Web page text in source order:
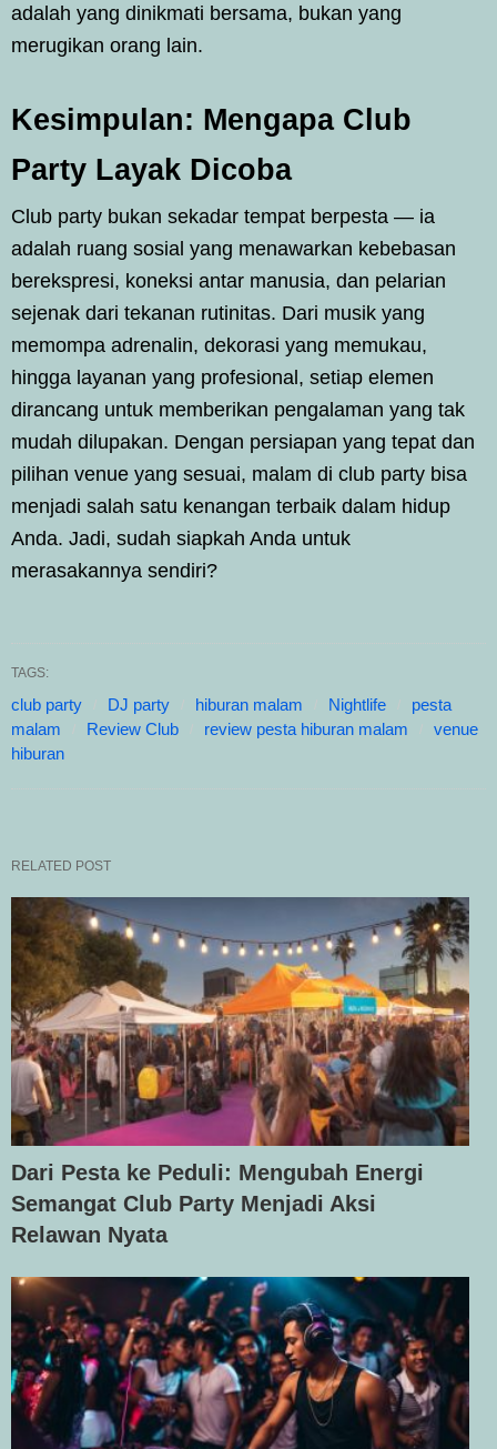
adalah yang dinikmati bersama, bukan yang
merugikan orang lain.
Kesimpulan: Mengapa Club
Party Layak Dicoba
Club party bukan sekadar tempat berpesta — ia
adalah ruang sosial yang menawarkan kebebasan
berekspresi, koneksi antar manusia, dan pelarian
sejenak dari tekanan rutinitas. Dari musik yang
memompa adrenalin, dekorasi yang memukau,
hingga layanan yang profesional, setiap elemen
dirancang untuk memberikan pengalaman yang tak
mudah dilupakan. Dengan persiapan yang tepat dan
pilihan venue yang sesuai, malam di club party bisa
menjadi salah satu kenangan terbaik dalam hidup
Anda. Jadi, sudah siapkah Anda untuk
merasakannya sendiri?
TAGS:
club party DJ party hiburan malam Nightlife
pesta
malam
Review Club review pesta hiburan malam
venue
hiburan
RELATED POST
Dari Pesta ke Peduli: Mengubah Energi
Semangat Club Party Menjadi Aksi
Relawan Nyata